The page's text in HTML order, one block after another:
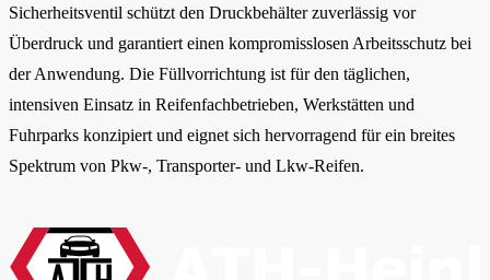
Sicherheitsventil schützt den Druckbehälter zuverlässig vor
Überdruck und garantiert einen kompromisslosen Arbeitsschutz bei
der Anwendung. Die Füllvorrichtung ist für den täglichen,
intensiven Einsatz in Reifenfachbetrieben, Werkstätten und
Fuhrparks konzipiert und eignet sich hervorragend für ein breites
Spektrum von Pkw-, Transporter- und Lkw-Reifen.